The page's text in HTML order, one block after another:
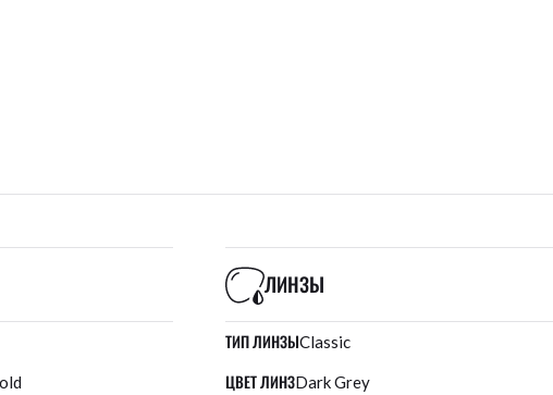
ЛИНЗЫ
ТИП ЛИНЗЫClassic
ЦВЕТ ЛИНЗDark Grey